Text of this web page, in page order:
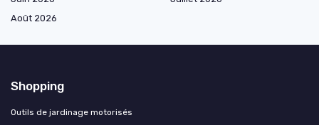
Août 2026
Shopping
Outils de jardinage motorisés